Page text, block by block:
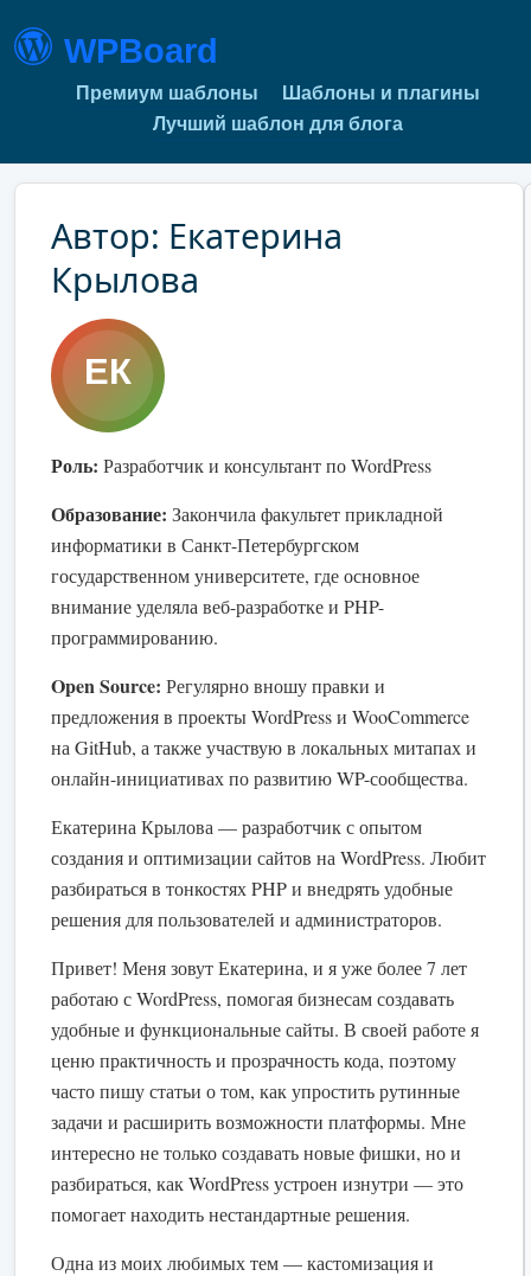
WPBoard
Премиум шаблоны
Шаблоны и плагины
Лучший шаблон для блога
Автор: Екатерина
Крылова
Роль: Разработчик и консультант по WordPress
Образование: Закончила факультет прикладной
информатики в Санкт-Петербургском
государственном университете, где основное
внимание уделяла веб-разработке и PHP-
программированию.
Open Source: Регулярно вношу правки и
предложения в проекты WordPress и WooCommerce
на GitHub, а также участвую в локальных митапах и
онлайн-инициативах по развитию WP-сообщества.
Екатерина Крылова — разработчик с опытом
создания и оптимизации сайтов на WordPress. Любит
разбираться в тонкостях PHP и внедрять удобные
решения для пользователей и администраторов.
Привет! Меня зовут Екатерина, и я уже более 7 лет
работаю с WordPress, помогая бизнесам создавать
удобные и функциональные сайты. В своей работе я
ценю практичность и прозрачность кода, поэтому
часто пишу статьи о том, как упростить рутинные
задачи и расширить возможности платформы. Мне
интересно не только создавать новые фишки, но и
разбираться, как WordPress устроен изнутри — это
помогает находить нестандартные решения.
Одна из моих любимых тем — кастомизация и